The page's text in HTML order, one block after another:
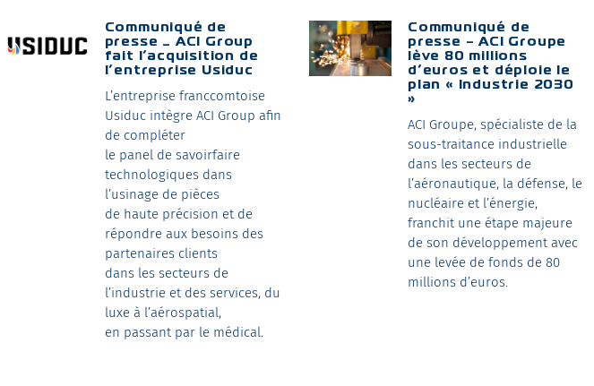
Communiqué de
presse _ ACI Group
fait l’acquisition de
l’entreprise Usiduc
L’entreprise franccomtoise
Usiduc intègre ACI Group afin
de compléter
le panel de savoirfaire
technologiques dans
l’usinage de pièces
de haute précision et de
répondre aux besoins des
partenaires clients
dans les secteurs de
l’industrie et des services, du
luxe à l’aérospatial,
en passant par le médical.
Communiqué de
presse – ACI Groupe
lève 80 millions
d’euros et déploie le
plan « Industrie 2030
»
ACI Groupe, spécialiste de la
sous-traitance industrielle
dans les secteurs de
l’aéronautique, la défense, le
nucléaire et l’énergie,
franchit une étape majeure
de son développement avec
une levée de fonds de 80
millions d’euros.